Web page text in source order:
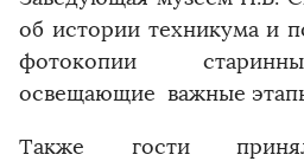
об истории техникума и
фотокопии
освещающие важные
Также гости